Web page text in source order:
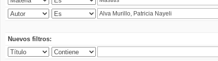
Nuevos filtros: